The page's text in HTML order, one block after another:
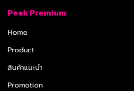
Peak Premium
Home
Product
สินค้าแนะนำ
Promotion